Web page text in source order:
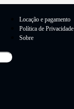
Locação e pagamento
Política de Privacidade
Sobre